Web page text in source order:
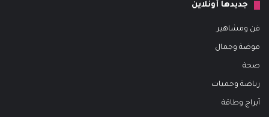
جديدها أونلاين
فن ومشاهير
موضة وجمال
صحة
رياضة وحميات
أبراج وطاقة